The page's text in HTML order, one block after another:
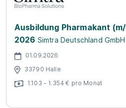
Ausbildung Pharmakant
2026 Simtra Deutschland GmbH
01.09.2026
33790 Halle
1.103 - 1.354 € pro Monat